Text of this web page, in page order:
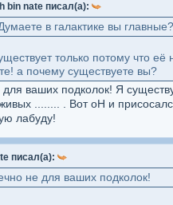
Ih bin nate писал(а):
в галактике вы главные?
только потому что
а почему существуете вы?
для ваших подколок! Я
........ . Вот оН и
лабуду!
писал(а):
не для ваших подколок!